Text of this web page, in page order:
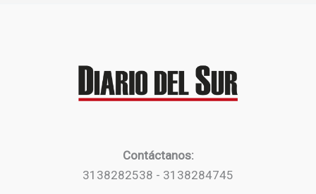
Contáctanos:
3138282538 - 3138284745